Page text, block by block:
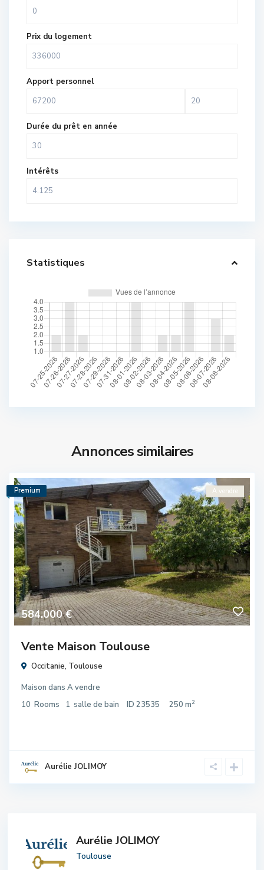
Prix du logement
Apport personnel
Durée du prêt en année
Intérêts
Statistiques
Annonces similaires
584.000 €
A vendre
Premium
Vente Maison Toulouse
Occitanie, Toulouse
Maison dans A vendre
10 Rooms 1 salle de bain ID 23535 250 m2
Aurélie JOLIMOY
Aurélie JOLIMOY
Toulouse